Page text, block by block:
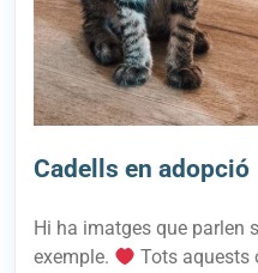
Cadells en adopció
Hi ha imatges que parlen
exemple.
Tots aquests